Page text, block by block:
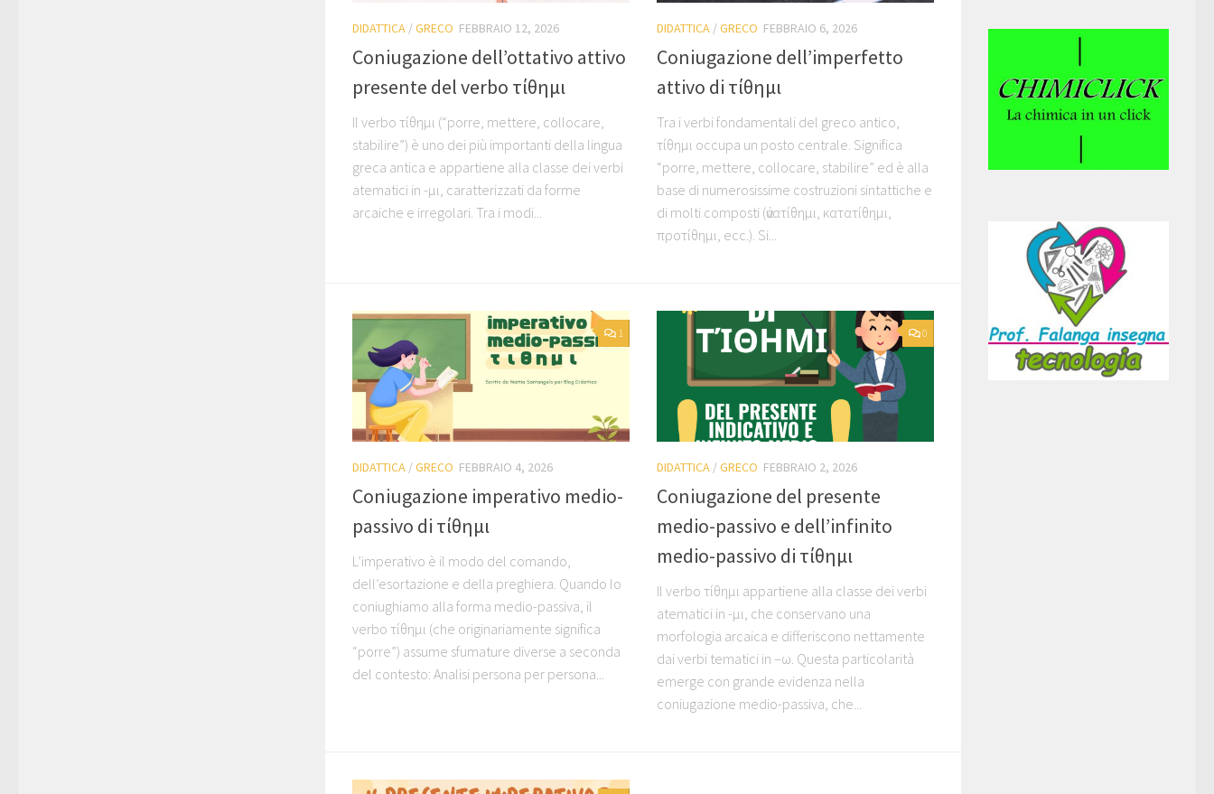
DIDATTICA /GRECO FEBBRAIO 12, 2026
Coniugazione dell’ottativo attivo
presente del verbo τίθημι
Il verbo τίθημι (“porre, mettere, collocare,
stabilire”) è uno dei più importanti della lingua
greca antica e appartiene alla classe dei verbi
atematici in -μι, caratterizzati da forme
arcaiche e irregolari. Tra i modi...
DIDATTICA /GRECO FEBBRAIO 6, 2026
Coniugazione dell’imperfetto
attivo di τίθημι
Tra i verbi fondamentali del greco antico,
τίθημι occupa un posto centrale. Significa
“porre, mettere, collocare, stabilire” ed è alla
base di numerosissime costruzioni sintattiche e
di molti composti (ἀνατίθημι, κατατίθημι,
προτίθημι, ecc.). Si...
1
DIDATTICA /GRECO FEBBRAIO 4, 2026
Coniugazione imperativo medio-
passivo di τίθημι
L’imperativo è il modo del comando,
dell’esortazione e della preghiera. Quando lo
coniughiamo alla forma medio-passiva, il
verbo τίθημι (che originariamente significa
“porre”) assume sfumature diverse a seconda
del contesto: Analisi persona per persona...
0
DIDATTICA /GRECO FEBBRAIO 2, 2026
Coniugazione del presente
medio-passivo e dell’infinito
medio-passivo di τίθημι
Il verbo τίθημι appartiene alla classe dei verbi
atematici in -μι, che conservano una
morfologia arcaica e differiscono nettamente
dai verbi tematici in –ω. Questa particolarità
emerge con grande evidenza nella
coniugazione medio-passiva, che...